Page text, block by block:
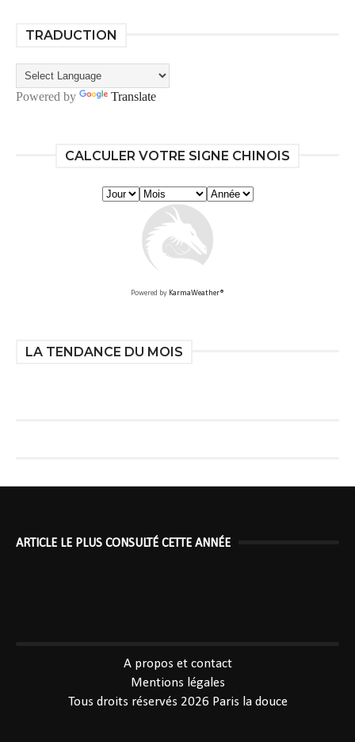
TRADUCTION
Powered by Translate
CALCULER VOTRE SIGNE CHINOIS
Powered by KarmaWeather®
LA TENDANCE DU MOIS
ARTICLE LE PLUS CONSULTÉ CETTE ANNÉE
A propos et contact
Mentions légales
Tous droits réservés 2026 Paris la douce